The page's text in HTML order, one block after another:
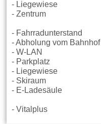
- Liegewiese
- Zentrum
- Fahrradunterstand
- Abholung vom Bahnhof
- W-LAN
- Parkplatz
- Liegewiese
- Skiraum
- E-Ladesäule
- Vitalplus